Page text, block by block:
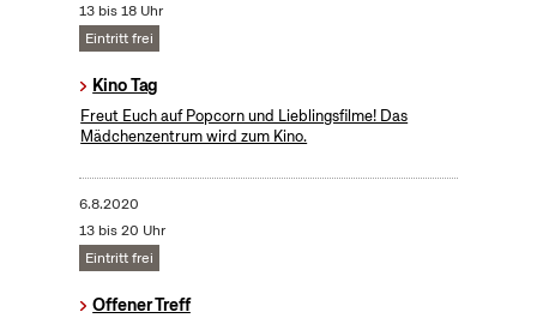
13 bis 18 Uhr
Eintritt frei
Kino Tag
Freut Euch auf Popcorn und Lieblingsfilme! Das
Mädchenzentrum wird zum Kino.
6.8.2020
13 bis 20 Uhr
Eintritt frei
Offener Treff